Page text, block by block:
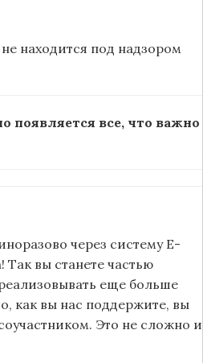
находится под надзором
появляется все, что важно
через систему E-
вы станете частью
еще больше
как вы нас поддержите, вы
Это не сложно и